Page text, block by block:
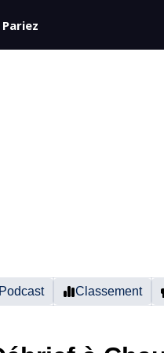
Pariez
Podcast Classement